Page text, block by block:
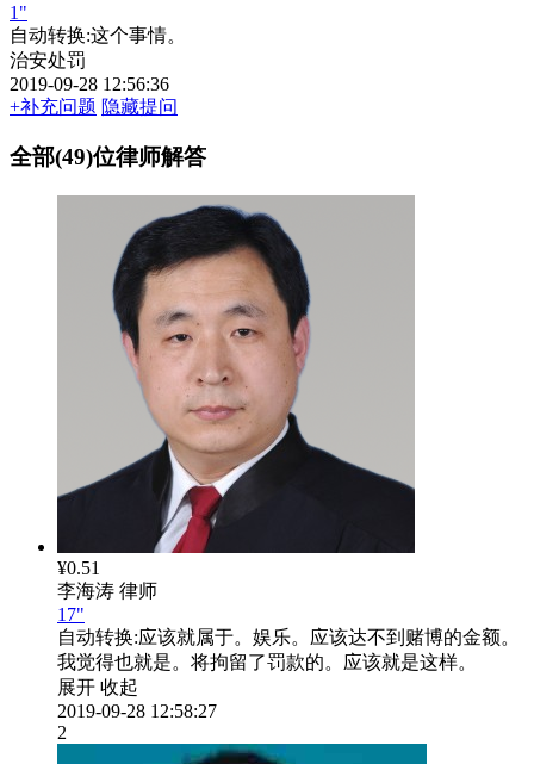
1"
自动转换:这个事情。
治安处罚
2019-09-28 12:56:36
+补充问题 隐藏提问
全部(49)位律师解答
¥0.51
李海涛 律师
17"
自动转换:应该就属于。娱乐。应该达不到赌博的金额。
我觉得也就是。将拘留了罚款的。应该就是这样。
展开 收起
2019-09-28 12:58:27
2